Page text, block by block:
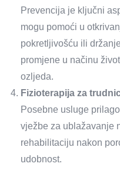
Prevencija je ključni
mogu pomoći u
pokretljivošću ili
promjene u načinu
ozljeda.
Fizioterapija za
Posebne usluge
vježbe za ublažavanje
rehabilitaciju nakon
udobnost.